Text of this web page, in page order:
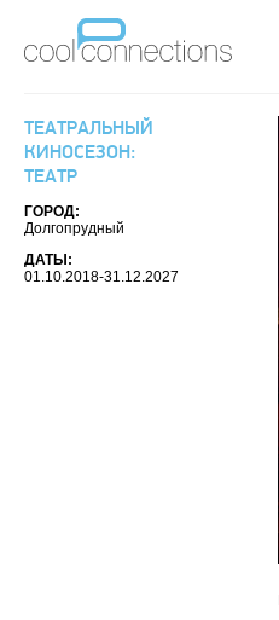
ТЕАТРАЛЬНЫЙ
КИНОСЕЗОН:
ТЕАТР
ГОРОД:
Долгопрудный
ДАТЫ:
01.10.2018-31.12.2027